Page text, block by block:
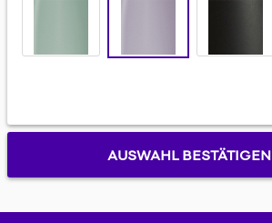
AUSWAHL BESTÄTIGEN